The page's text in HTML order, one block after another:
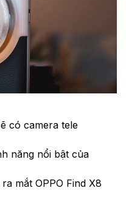
có camera tele
năng nổi bật của
mắt OPPO Find X8